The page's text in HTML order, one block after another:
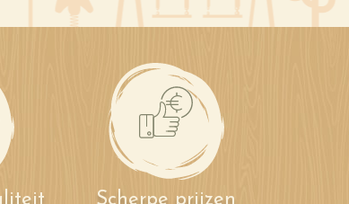
Scherpe prijzen